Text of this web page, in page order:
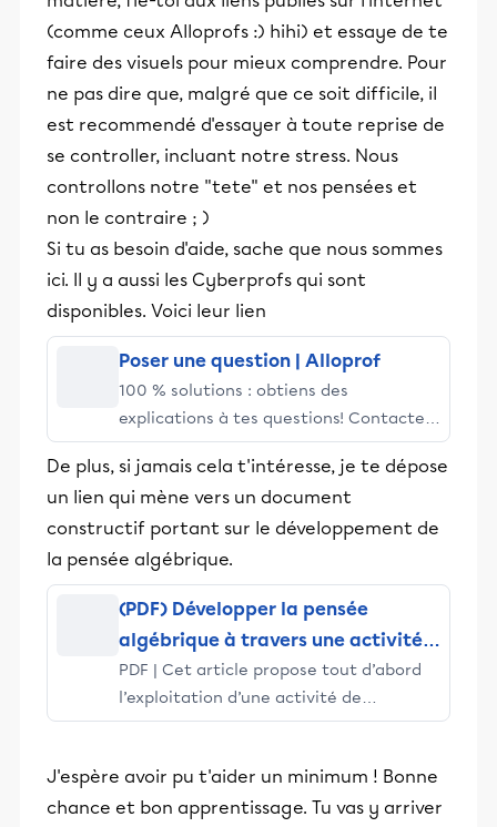
(comme ceux Alloprofs :) hihi) et essaye de te
faire des visuels pour mieux comprendre. Pour
ne pas dire que, malgré que ce soit difficile, il
est recommendé d'essayer à toute reprise de
se controller, incluant notre stress. Nous
controllons notre "tete" et nos pensées et
non le contraire ; )
Si tu as besoin d'aide, sache que nous sommes
ici. Il y a aussi les Cyberprofs qui sont
disponibles. Voici leur lien
Poser une question | Alloprof
100 % solutions : obtiens des
explications à tes questions! Contacte
un prof par texto ou clavardage ou
utilise la Zone d'entraide pour te
débloquer
De plus, si jamais cela t'intéresse, je te dépose
un lien qui mène vers un document
constructif portant sur le développement de
la pensée algébrique.
(PDF) Développer la pensée
algébrique à travers une activité
de généralisation basée sur des
motifs (patterns) figuratifs
PDF | Cet article propose tout d’abord
l’exploitation d’une activité de
généralisation basée sur des motifs (
read and cite all the research you need
on ResearchGate
J'espère avoir pu t'aider un minimum ! Bonne
chance et bon apprentissage. Tu vas y arriver